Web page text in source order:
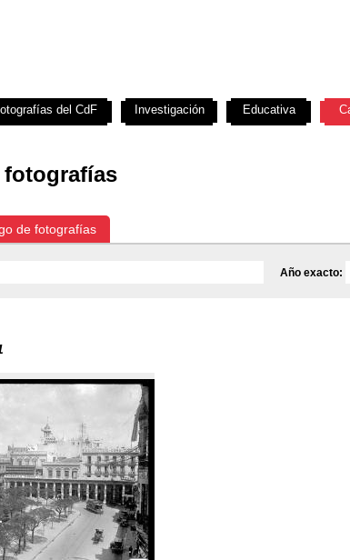
fotografías
de fotografías
Año exacto:
del CdF Investigación Educativa